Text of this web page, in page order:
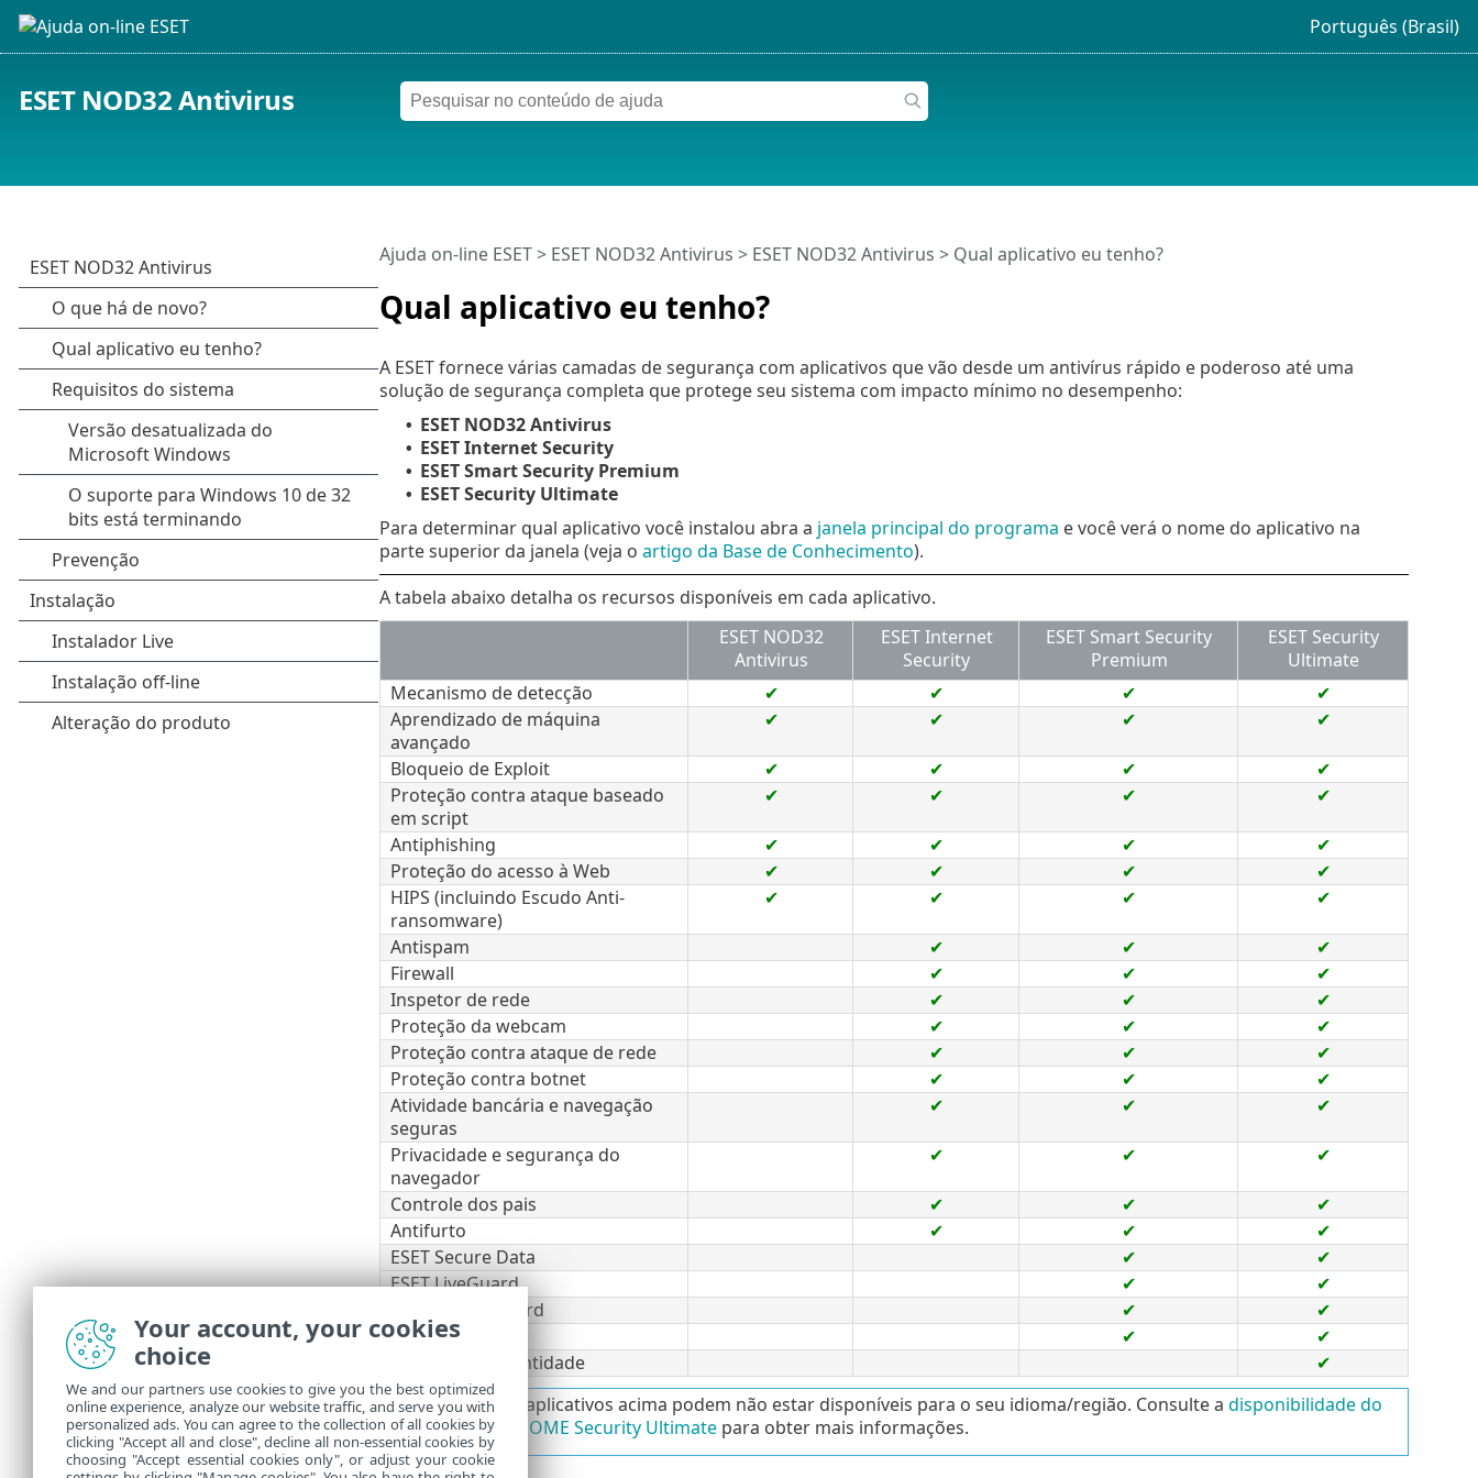
Português (Brasil)
ESET NOD32 Antivirus
Qual aplicativo eu tenho?
Ajuda on-line ESET> ESET NOD32 Antivirus > ESET NOD32 Antivirus > Qual aplicativo eu tenho?
A ESET fornece várias camadas de segurança com aplicativos que vão desde um antivírus rápido e poderoso até uma
solução de segurança completa que protege seu sistema com impacto mínimo no desempenho:
• ESET NOD32 Antivirus
• ESET Internet Security
• ESET Smart Security Premium
• ESET Security Ultimate
Para determinar qual aplicativo você instalou abra a janela principal do programa e você verá o nome do aplicativo na
parte superior da janela (veja o artigo da Base de Conhecimento).
A tabela abaixo detalha os recursos disponíveis em cada aplicativo.
ESET NOD32
Antivirus
ESET Internet
Security
ESET Smart Security
Premium
ESET Security
Ultimate
Mecanismo de detecção
✔ ✔ ✔
✔
Aprendizado de máquina
avançado
✔ ✔ ✔ ✔
Bloqueio de Exploit ✔ ✔ ✔
✔
Proteção contra ataque baseado
em script
✔ ✔ ✔ ✔
Antiphishing ✔ ✔ ✔
✔
Proteção do acesso à Web
✔ ✔ ✔
✔
HIPS (incluindo Escudo Anti-
ransomware)
✔ ✔ ✔ ✔
Antispam ✔ ✔
✔
Firewall
✔ ✔
✔
Inspetor de rede
✔ ✔
✔
Proteção da webcam
✔ ✔
✔
Proteção contra ataque de rede
✔ ✔
✔
Proteção contra botnet
✔ ✔
✔
Atividade bancária e navegação
seguras
✔ ✔ ✔
Privacidade e segurança do
navegador
✔ ✔ ✔
Controle dos pais ✔ ✔
✔
Antifurto
✔ ✔
✔
ESET Secure Data
✔
✔
ESET LiveGuard
✔
✔
ESET Folder Guard
✔
✔
VPN
✔
✔
Proteção de identidade
✔
Alguns dos aplicativos acima podem não estar disponíveis para o seu idioma/região. Consulte a disponibilidade do
nível ESET HOME Security Ultimatepara obter mais informações.
Your account, your cookies
choice
We and our partners use cookies to give you the best optimized
online experience, analyze our website traffic, and serve you with
personalized ads. You can agree to the collection of all cookies by
clicking "Accept all and close", decline all non-essential cookies by
choosing "Accept essential cookies only", or adjust your cookie